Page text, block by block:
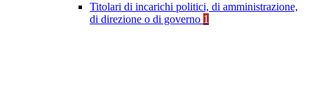
Titolari di incarichi politici, di amministrazione,
di direzione o di governo 1